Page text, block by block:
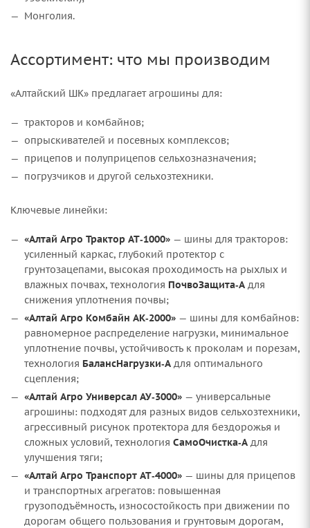
Монголия.
Ассортимент: что мы производим
«Алтайский ШК» предлагает агрошины для:
тракторов и комбайнов;
опрыскивателей и посевных комплексов;
прицепов и полуприцепов сельхозназначения;
погрузчиков и другой сельхозтехники.
Ключевые линейки:
«Алтай Агро Трактор АТ‑1000» — шины для тракторов:
усиленный каркас, глубокий протектор с
грунтозацепами, высокая проходимость на рыхлых и
влажных почвах, технология ПочвоЗащита‑А для
снижения уплотнения почвы;
«Алтай Агро Комбайн АК‑2000» — шины для комбайнов:
равномерное распределение нагрузки, минимальное
уплотнение почвы, устойчивость к проколам и порезам,
технология БалансНагрузки‑А для оптимального
сцепления;
«Алтай Агро Универсал АУ‑3000» — универсальные
агрошины: подходят для разных видов сельхозтехники,
агрессивный рисунок протектора для бездорожья и
сложных условий, технология СамоОчистка‑А для
улучшения тяги;
«Алтай Агро Транспорт АТ‑4000» — шины для прицепов
и транспортных агрегатов: повышенная
грузоподъёмность, износостойкость при движении по
дорогам общего пользования и грунтовым дорогам,